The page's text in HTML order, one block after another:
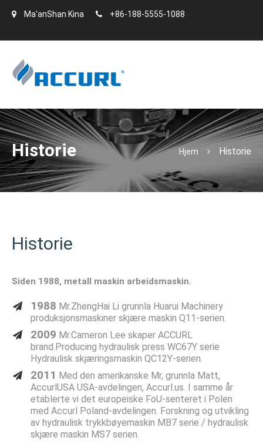
Ma'anShan Kina +86-188-5555-1088
Historie Hjem Historie
Historie
Siden 1988, metall maskin arbeidsmaskin.
1988 Mr.ZhengHai Li grunnla Huarui Machinery
produksjonsmaskiner skjære maskin Q11-serien.
2009 Mr.Cameron Lee skaper ACCURL
brand.Producing hydraulisk press WC67Y serie
Hydraulisk skjæringsmaskin QC12Y-serien.
2011 Med den amerikanske Mr, grunnla Matt,
AccurlUSA USA-avdelingen, Accurl.us. I samme år
etablerte vi det europeiske FoU-senteret i Polen
med Accurl Poland-avdelingen. Forskning og utvikling
av hydraulisk trykkbøyemaskin MB7 serie / hydraulisk
skjære maskin MS7 serien.